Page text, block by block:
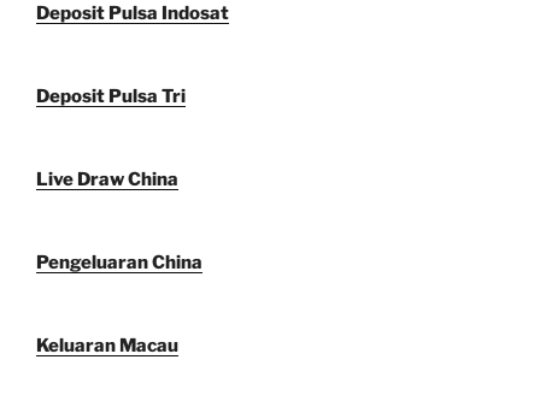
Deposit Pulsa Indosat
Deposit Pulsa Tri
Live Draw China
Pengeluaran China
Keluaran Macau